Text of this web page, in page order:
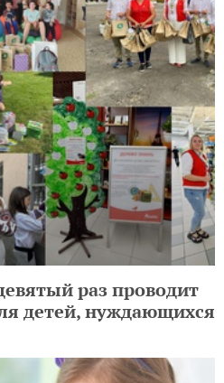
раз проводит
детей, нуждающихся